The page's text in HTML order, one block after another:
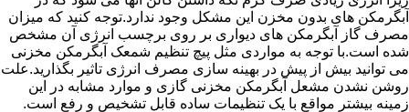
آبگرمکن های بدون مخزن این مشکل وجود ندارد.توجه کنید که میزان
مصرف گاز آبگرمکن های دیواری بر روی برچسب انرژی آن مشخص
شده است.با توجه به مواردی مثل پیچ تنظیم شمعک آبگرمکن مخزنی
می توانید بیش از پیش در بهینه سازی مصرف انرژی تاثیر بگذارید.علت
روشن نشدن مشعل آبگرمکن مخزنی گازی و موارد مشابه در این
زمینه بیشتر مواقع با یک تنظیمات ساده قابل تشخیص و رفع است.